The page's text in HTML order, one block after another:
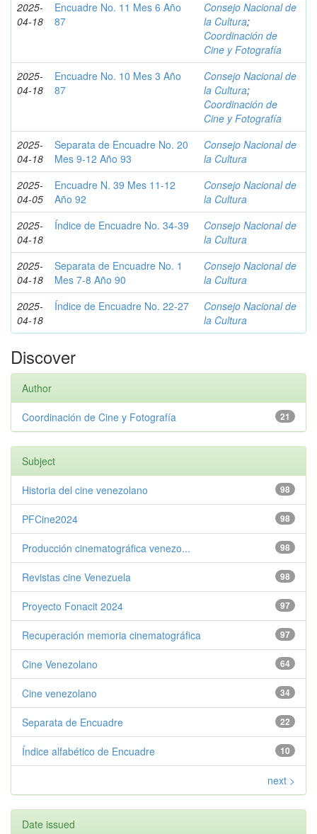
2025-
04-18
Encuadre No. 11 Mes 6 Año
87
Consejo Nacional de
la Cultura;
Coordinación de
Cine y Fotografía
2025-
04-18
Encuadre No. 10 Mes 3 Año
87
Consejo Nacional de
la Cultura;
Coordinación de
Cine y Fotografía
2025-
04-18
Separata de Encuadre No. 20
Mes 9-12 Año 93
Consejo Nacional de
la Cultura
2025-
04-05
Encuadre N. 39 Mes 11-12
Año 92
Consejo Nacional de
la Cultura
2025-
04-18
Índice de Encuadre No. 34-39
Consejo Nacional de
la Cultura
2025-
04-18
Separata de Encuadre No. 1
Mes 7-8 Año 90
Consejo Nacional de
la Cultura
2025-
04-18
Índice de Encuadre No. 22-27
Consejo Nacional de
la Cultura
Discover
Author
21
Coordinación de Cine y Fotografía
Subject
98
Historia del cine venezolano
98
PFCine2024
98
Producción cinematográfica venezo...
98
Revistas cine Venezuela
97
Proyecto Fonacit 2024
97
Recuperación memoria cinematográfica
64
Cine Venezolano
34
Cine venezolano
22
Separata de Encuadre
10
Índice alfabético de Encuadre
next >
Date issued